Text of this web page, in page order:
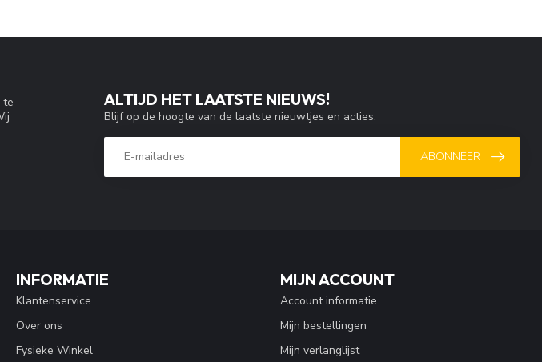
te
ALTIJD HET LAATSTE NIEUWS!
Blijf op de hoogte van de laatste nieuwtjes en acties.
ABONNEER
INFORMATIE
Klantenservice
Over ons
Fysieke Winkel
MIJN ACCOUNT
Account informatie
Mijn bestellingen
Mijn verlanglijst